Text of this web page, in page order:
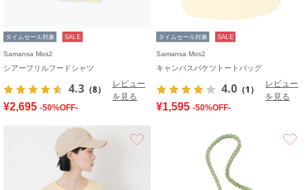
タイムセール対象 SALE
Samansa Mos2
シアーフリルフードシャツ
4.3 （8）
レビュー
を見る
¥2,695 -50%OFF-
タイムセール対象 SALE
Samansa Mos2
キャンバスバケツトートバッグ
4.0 （1）
レビュー
を見る
¥1,595 -50%OFF-